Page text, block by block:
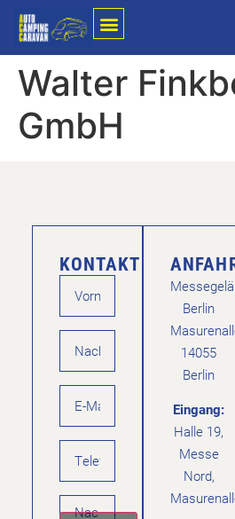
Walter
GmbH
KONTAKT
Berlin
14055
Berlin
Eingang:
Halle 19,
Messe
Nord,